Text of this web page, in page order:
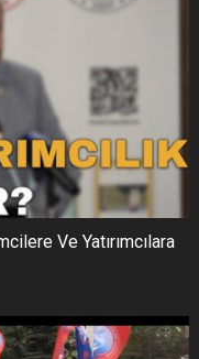
Ve Yatırımcılara